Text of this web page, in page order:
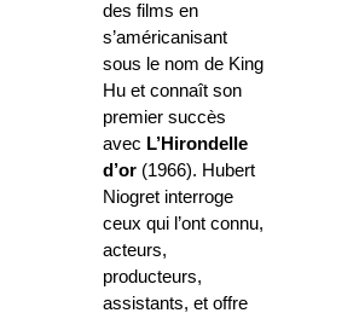
des films en
s’américanisant
sous le nom de King
Hu et connaît son
premier succès
avec L’Hirondelle
d’or (1966). Hubert
Niogret interroge
ceux qui l’ont connu,
acteurs,
producteurs,
assistants, et offre